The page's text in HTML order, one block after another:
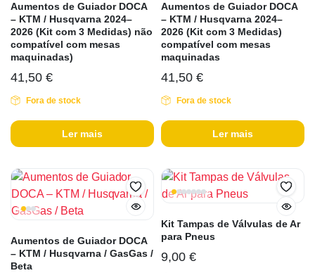
Aumentos de Guiador DOCA
– KTM / Husqvarna 2024–
2026 (Kit com 3 Medidas) não
compatível com mesas
maquinadas)
41,50 €
Fora de stock
Ler mais
Aumentos de Guiador DOCA
– KTM / Husqvarna 2024–
2026 (Kit com 3 Medidas)
compatível com mesas
maquinadas
41,50 €
Fora de stock
Ler mais
Aumentos de Guiador DOCA
– KTM / Husqvarna / GasGas /
Beta
Kit Tampas de Válvulas de Ar
para Pneus
9,00 €